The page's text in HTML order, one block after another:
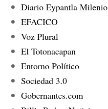
Diario Eypantla Milenio
EFACICO
Voz Plural
El Totonacapan
Entorno Político
Sociedad 3.0
Gobernantes.com